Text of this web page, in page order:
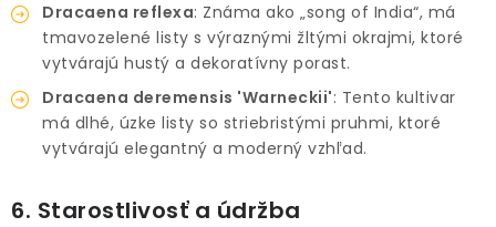
Dracaena reflexa: Známa ako „song of India“, má
tmavozelené listy s výraznými žltými okrajmi, ktoré
vytvárajú hustý a dekoratívny porast.
Dracaena deremensis 'Warneckii': Tento kultivar
má dlhé, úzke listy so striebristými pruhmi, ktoré
vytvárajú elegantný a moderný vzhľad.
6. Starostlivosť a údržba